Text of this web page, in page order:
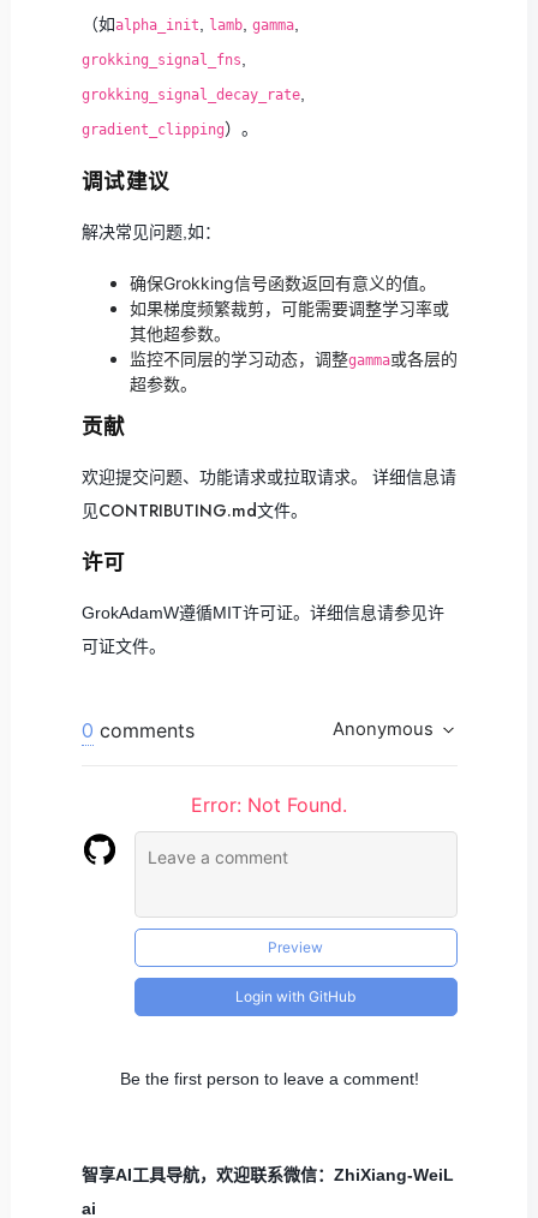
（如alpha_init lamb, gamma,
grokking_signal_fns
grokking_signal_decay_rate,
gradient_clipping）。
调试建议
解决常见问题,如：
确保Grokking信号函数返回有意义的值。
如果梯度频繁裁剪，可能需要调整学习率或
其他超参数。
监控不同层的学习动态，调整gamma或各层的
超参数。
贡献
欢迎提交问题、功能请求或拉取请求。 详细信息请
见CONTRIBUTING.md文件。
许可
GrokAdamW遵循MIT许可证。详细信息请参见许
可证文件。
0 comments Anonymous
Error: Not Found.
Preview
Login with GitHub
Be the first person to leave a comment!
智享AI工具导航，欢迎联系微信：ZhiXiang-WeiL
ai